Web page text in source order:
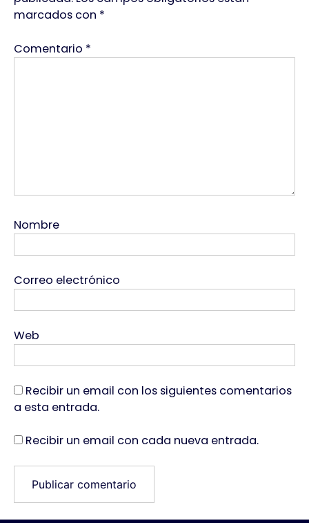
marcados con *
Comentario *
Nombre
Correo electrónico
Web
Recibir un email con los siguientes comentarios
a esta entrada.
Recibir un email con cada nueva entrada.